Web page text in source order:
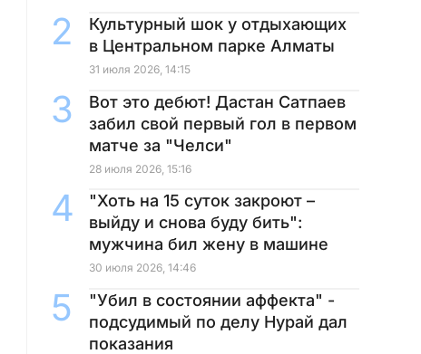
Культурный шок у отдыхающих
в Центральном парке Алматы
31 июля 2026, 14:15
Вот это дебют! Дастан Сатпаев
забил свой первый гол в первом
матче за "Челси"
28 июля 2026, 15:16
"Хоть на 15 суток закроют –
выйду и снова буду бить":
мужчина бил жену в машине
30 июля 2026, 14:46
"Убил в состоянии аффекта" -
подсудимый по делу Нурай дал
показания